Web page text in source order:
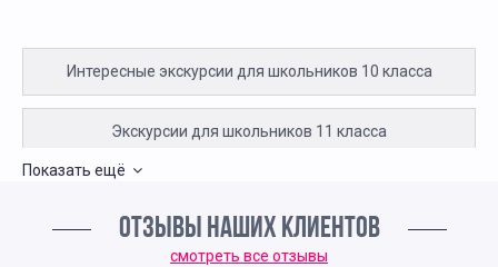
Интересные экскурсии для школьников 10 класса
Экскурсии для школьников 11 класса
Интересные экскурсии для школьников 6 класса в
Показать ещё
ОТЗЫВЫ НАШИХ КЛИЕНТОВ
смотреть все отзывы